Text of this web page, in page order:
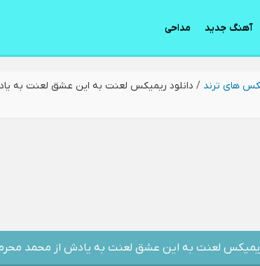
آهنگ جدید مداحی
های ترند / دانلود ریمیکس لعنت به این عشق لعنت به
ریمیکس لعنت به این عشق لعنت به یادش از محمد